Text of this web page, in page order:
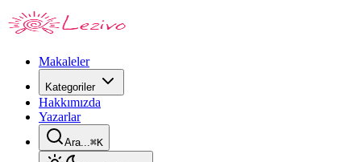
Makaleler
Kategoriler
Hakkımızda
Yazarlar
Ara...⌘K